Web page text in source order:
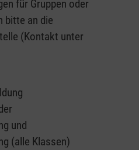
für Gruppen oder
bitte an die
(Kontakt unter
und
(alle Klassen)